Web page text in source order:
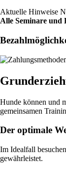
Aktuelle Hinweise
Alle Seminare und
Hunde können und
gemeinsamen
Der optimale
Im Idealfall
gewährleistet.